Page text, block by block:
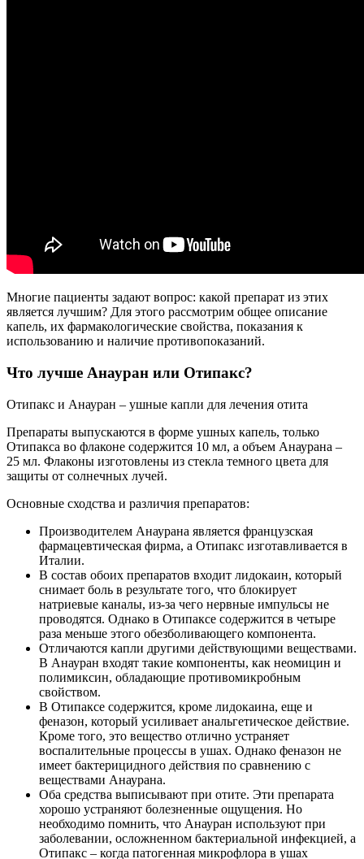
Многие пациенты задают вопрос: какой препарат из этих
является лучшим? Для этого рассмотрим общее описание
капель, их фармакологические свойства, показания к
использованию и наличие противопоказаний.
Что лучше Анауран или Отипакс?
Отипакс и Анауран – ушные капли для лечения отита
Препараты выпускаются в форме ушных капель, только
Отипакса во флаконе содержится 10 мл, а объем Анаурана –
25 мл. Флаконы изготовлены из стекла темного цвета для
защиты от солнечных лучей.
Основные сходства и различия препаратов:
Производителем Анаурана является французская
фармацевтическая фирма, а Отипакс изготавливается в
Италии.
В состав обоих препаратов входит лидокаин, который
снимает боль в результате того, что блокирует
натриевые каналы, из-за чего нервные импульсы не
проводятся. Однако в Отипаксе содержится в четыре
раза меньше этого обезболивающего компонента.
Отличаются капли другими действующими веществами.
В Анауран входят такие компоненты, как неомицин и
полимиксин, обладающие противомикробным
свойством.
В Отипаксе содержится, кроме лидокаина, еще и
феназон, который усиливает анальгетическое действие.
Кроме того, это вещество отлично устраняет
воспалительные процессы в ушах. Однако феназон не
имеет бактерицидного действия по сравнению с
веществами Анаурана.
Оба средства выписывают при отите. Эти препарата
хорошо устраняют болезненные ощущения. Но
необходимо помнить, что Анауран используют при
заболевании, осложненном бактериальной инфекцией, а
Отипакс – когда патогенная микрофлора в ушах